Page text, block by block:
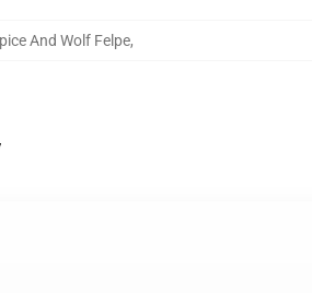
And Wolf Felpe,